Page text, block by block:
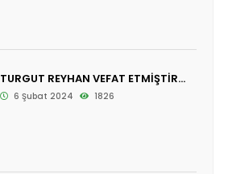
TURGUT REYHAN VEFAT ETMİŞTİR...
6 Şubat 2024 1826